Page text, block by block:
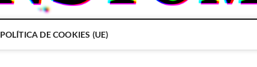
POLÍTICA DE COOKIES (UE)